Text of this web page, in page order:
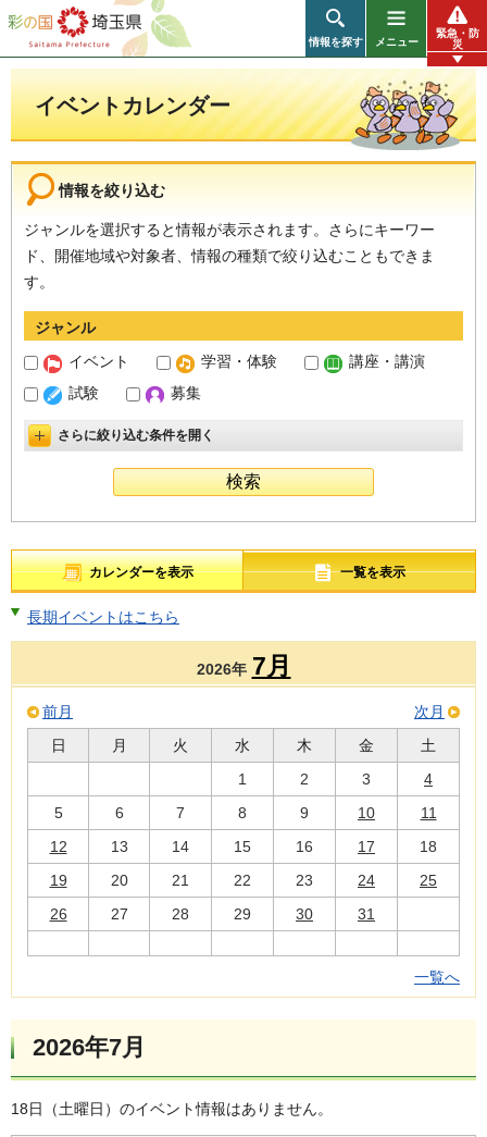
彩の国 埼玉県
情報を探す メニュー
緊急・防
災
イベントカレンダー
情報を絞り込む
ジャンルを選択すると情報が表示されます。さらにキーワー
ド、開催地域や対象者、情報の種類で絞り込むこともできま
す。
ジャンル
イベント
学習・体験
講座・講演
試験
募集
詳細設定を開く
さらに絞り込む条件を開く
カレンダーを表示 一覧を表示
長期イベントはこちら
2026年 7月
前月
次月
日
月 火 水 木 金
土
1
2 3
4
5
6 7 8 9 10
11
12
13 14 15 16 17
18
19
20 21 22 23 24
25
26
27 28 29 30 31
一覧へ
2026年7月
18日（土曜日）のイベント情報はありません。